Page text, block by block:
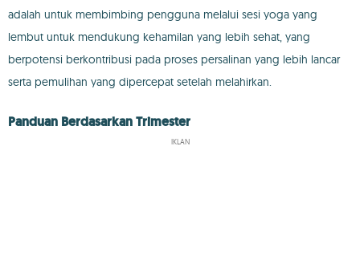
adalah untuk membimbing pengguna melalui sesi yoga yang
lembut untuk mendukung kehamilan yang lebih sehat, yang
berpotensi berkontribusi pada proses persalinan yang lebih lancar
serta pemulihan yang dipercepat setelah melahirkan.
Panduan Berdasarkan Trimester
IKLAN